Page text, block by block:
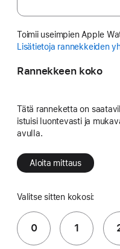
Toimii useimpien Apple
Lisätietoja rannekkeiden
Rannekkeen koko
Tätä ranneketta on
istuisi luontevasti ja
avulla.
Aloita mittaus
Valitse sitten kokosi:
0 1